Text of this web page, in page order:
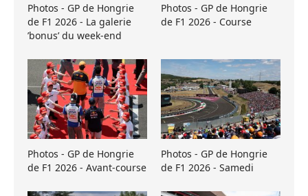
Photos - GP de Hongrie
de F1 2026 - La galerie
’bonus’ du week-end
Photos - GP de Hongrie
de F1 2026 - Course
Photos - GP de Hongrie
de F1 2026 - Avant-course
Photos - GP de Hongrie
de F1 2026 - Samedi